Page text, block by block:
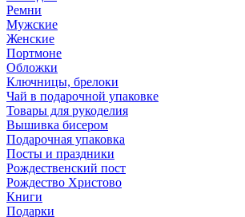
Ремни
Мужские
Женские
Портмоне
Обложки
Ключницы, брелоки
Чай в подарочной упаковке
Товары для рукоделия
Вышивка бисером
Подарочная упаковка
Посты и праздники
Рождественский пост
Рождество Христово
Книги
Подарки